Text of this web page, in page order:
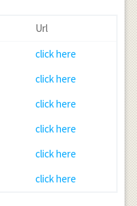
Url
click here
click here
click here
click here
click here
click here